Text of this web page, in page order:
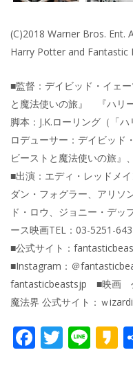
(C)2018 Warner Bros. Ent.
Harry Potter and Fantastic
■監督：デイビッド・イェ
と魔法使いの旅』 『ハリ
脚本：J.K.ローリング（「
ロデューサー：デイビッド
ビーストと魔法使いの旅』
■出演：エディ・レッドメ
ダン・フォグラー、アリソ
ド・ロウ、ジョニー・
ース映画TEL：03-5251-
■公式サイト：
■Instagram：＠
fantasticbeastsjp ■映画
魔法界 公式サイト：ｗ
F T Li K